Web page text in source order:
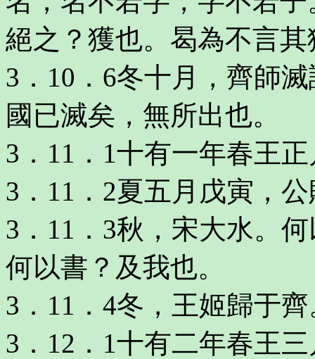
絕之？獲也。曷為不言
3．10．6冬十月，齊師
國已滅矣，無所出也。
3．11．1十有一年春王
3．11．2夏五月戊寅，
3．11．3秋，宋大水。
何以書？及我也。
3．11．4冬，王姬歸于
3．12．1十有二年春王